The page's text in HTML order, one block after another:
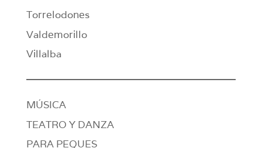
Torrelodones
Valdemorillo
Villalba
MÚSICA
TEATRO Y DANZA
PARA PEQUES